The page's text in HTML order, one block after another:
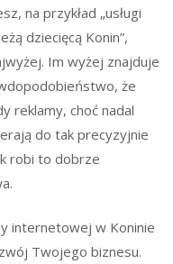
na przykład „usługi
dziecięcą Konin”,
Im wyżej znajduje
że
reklamy, choć nadal
do tak precyzyjnie
robi to dobrze
internetowej w Koninie
Twojego biznesu.